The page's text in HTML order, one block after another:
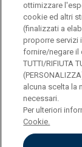
© Università
Largo A.
PI
ENGLISH
ottimizzare
cookie ed altri
(finalizzati a
proporre servizi
fornire/negare il
TUTTI/RIFIUTA
alcuna scelta la
necessari.
Per ulteriori
Cookie.